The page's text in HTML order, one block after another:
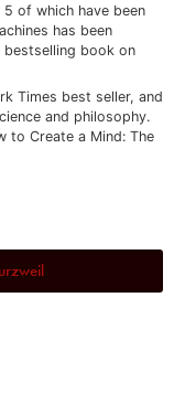
of which have been
has been
bestselling book on
Times best seller, and
and philosophy.
to Create a Mind: The